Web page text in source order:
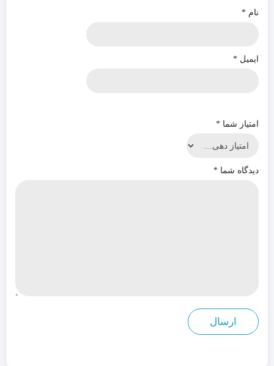
نام *
ایمیل *
امتیاز شما *
دیدگاه شما *